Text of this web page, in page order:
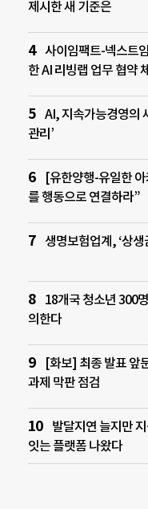
제시한 새 기준은
사이임팩트-넥스트
한 AI 리빙랩 업무 협약
AI, 지속가능경영의
관리’
[유한양행-유일한
를 행동으로 연결하라”
생명보험업계, ‘상
18개국 청소년 300
의한다
[화보] 최종 발표 앞
과제 막판 점검
발달지연 늘지만
잇는 플랫폼 나왔다